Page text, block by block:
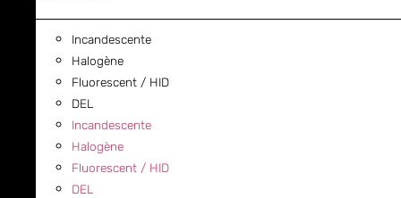
Incandescente
Halogène
Fluorescent / HID
DEL
Incandescente
Halogène
Fluorescent / HID
DEL